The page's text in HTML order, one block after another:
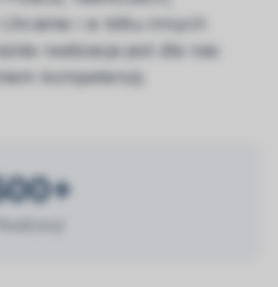
i w kilku innych
realizacja jest dla nas
kompetencji.